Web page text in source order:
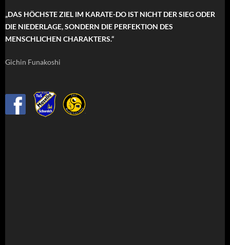
„DAS HÖCHSTE ZIEL IM KARATE-DO IST NICHT DER SIEG ODER
DIE NIEDERLAGE, SONDERN DIE PERFEKTION DES
MENSCHLICHEN CHARAKTERS.“
Gichin Funakoshi